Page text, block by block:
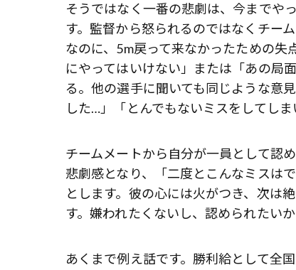
そうではなく一番の悲劇は、今までや
す。監督から怒られるのではなくチー
なのに、5m戻って来なかったための
にやってはいけない」または「あの局
る。他の選手に聞いても同じような意
した…」「とんでもないミスをしてしま
チームメートから自分が一員として認
悲劇感となり、「二度とこんなミスは
とします。彼の心には火がつき、次は
す。嫌われたくないし、認められたいか
あくまで例え話です。勝利給として全